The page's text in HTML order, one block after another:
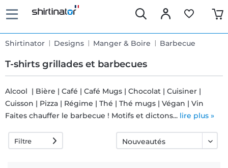
Shirtinator Designs Manger & Boire Barbecue
T-shirts grillades et barbecues
Livraison
Alcool | Bière | Café | Café Mugs | Chocolat | Cuisiner |
Cuisson | Pizza | Régime | Thé | Thé mugs | Végan | Vin
Faites chauffer le barbecue ! Motifs et dictons... lire plus »
Filtre